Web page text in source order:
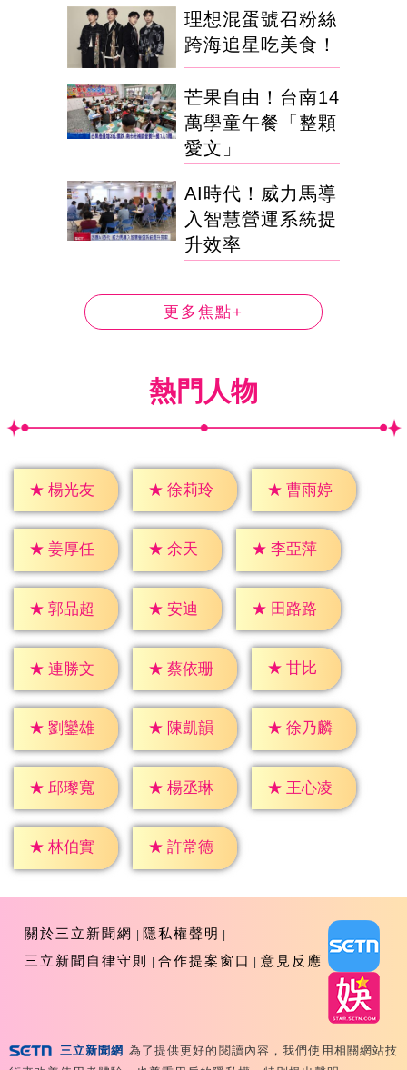
理想混蛋號召粉絲
跨海追星吃美食！
芒果自由！台南14
萬學童午餐「整顆
愛文」
AI時代！威力馬導
入智慧營運系統提
升效率
更多焦點+
熱門人物
★ 楊光友 ★ 徐莉玲 ★ 曹雨婷
★ 姜厚任 ★ 余天 ★ 李亞萍
★ 郭品超 ★ 安迪 ★ 田路路
★ 連勝文 ★ 蔡依珊 ★ 甘比
★ 劉鑾雄 ★ 陳凱韻 ★ 徐乃麟
★ 邱瓈寬 ★ 楊丞琳 ★ 王心凌
★ 林伯實 ★ 許常德
關於三立新聞網
隱私權聲明
三立新聞自律守則
合作提案窗口 意見反應
Copyright ©2026 Sanlih E-Television All Rights
三立新聞網 為了提供更好的閱讀內容，我們使用相關網站技